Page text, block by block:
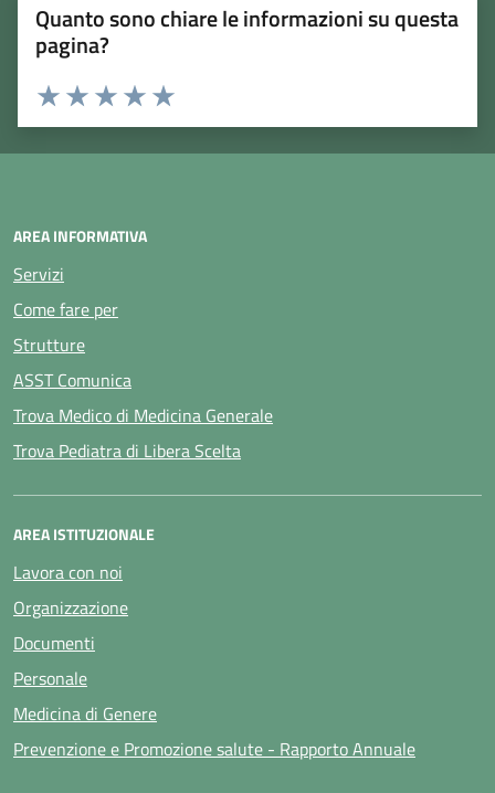
Quanto sono chiare le informazioni su questa
pagina?
Rating:
Valuta 5 stelle su 5
Valuta 4 stelle su 5
Valuta 3 stelle su 5
Valuta 2 stelle su 5
Valuta 1 stelle su 5
AREA INFORMATIVA
Servizi
Come fare per
Strutture
ASST Comunica
Trova Medico di Medicina Generale
Trova Pediatra di Libera Scelta
AREA ISTITUZIONALE
Lavora con noi
Organizzazione
Documenti
Personale
Medicina di Genere
Prevenzione e Promozione salute - Rapporto Annuale